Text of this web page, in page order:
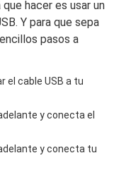
hacer es usar un
Y para que sepa
pasos a
el cable USB a tu
y conecta el
y conecta tu